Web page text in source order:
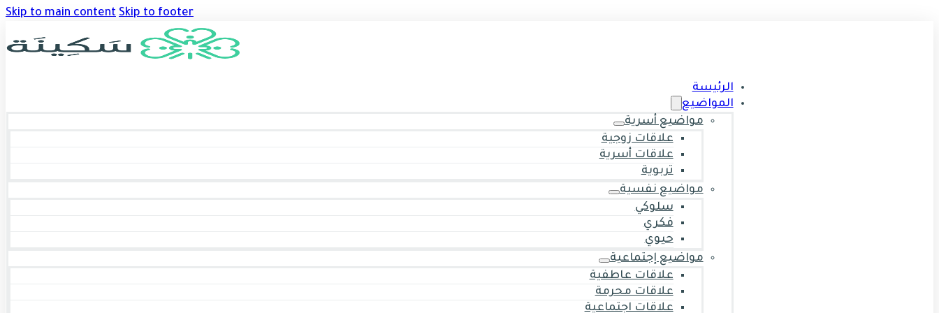
Skip to main content Skip to footer
الرئيسة
المواضيع
مواضيع أسرية
علاقات زوجية
علاقات أسرية
تربوية
مواضيع نفسية
سلوكي
فكري
حيوي
مواضيع إجتماعية
علاقات عاطفية
علاقات محرمة
علاقات اجتماعية